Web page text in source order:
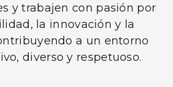
y trabajen con pasión por
la innovación y la
a un entorno
diverso y respetuoso.